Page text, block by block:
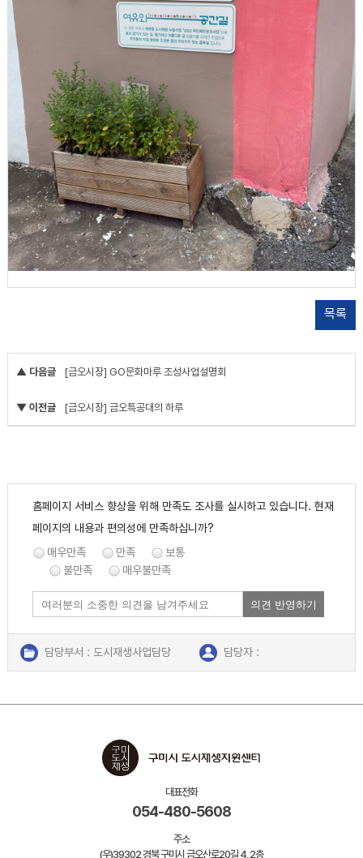
목록
▲ 다음글 [금오시장] GO문화마루 조성사업설명회
▼ 이전글 [금오시장] 금오특공대의 하루
홈페이지 서비스 향상을 위해 만족도 조사를 실시하고 있습니다. 현재
페이지의 내용과 편의성에 만족하십니까?
매우만족
만족
보통
불만족
매우불만족
의견 반영하기
담당부서 : 도시재생사업담당 담당자 :
대표전화
054-480-5608
주소
(우)39302 경북 구미시 금오산로20길 4, 2층